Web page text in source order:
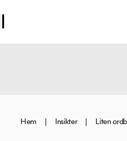
Hem | Insikter | Liten